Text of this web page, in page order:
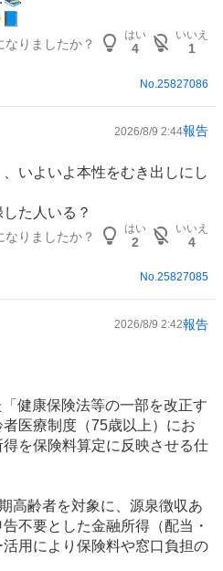
りましたか？
はい
4
いいえ
1
No. 25827086
2026/8/9 2:44報告
、いよいよ本性をむき出しにし
た人いる？
りましたか？
はい
2
いいえ
4
No.25827085
2026/8/9 2:42報告
健康保険法等の一部を改正す
医療制度（75歳以上）にお
を保険料算定に反映させる仕
高齢者を対象に、源泉徴収あ
不要とした金融所得（配当・
活用により保険料や窓口負担の